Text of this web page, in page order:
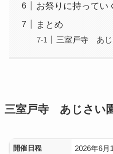
お祭りに持ってい
まとめ
三室戸寺 あ
三室戸寺 あじさい
開催日程 2026年6月